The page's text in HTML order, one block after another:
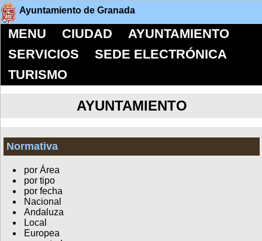
Ayuntamiento de Granada
MENU CIUDAD
AYUNTAMIENTO
SERVICIOS
SEDE ELECTRÓNICA
TURISMO
AYUNTAMIENTO
Normativa
por Área
por tipo
por fecha
Nacional
Andaluza
Local
Europea